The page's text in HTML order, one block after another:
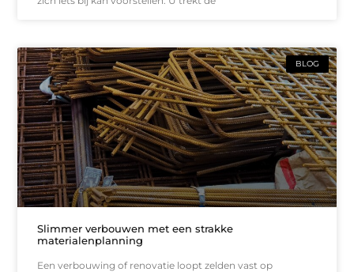
BLOG
Slimmer verbouwen met een strakke
materialenplanning
Een verbouwing of renovatie loopt zelden vast op